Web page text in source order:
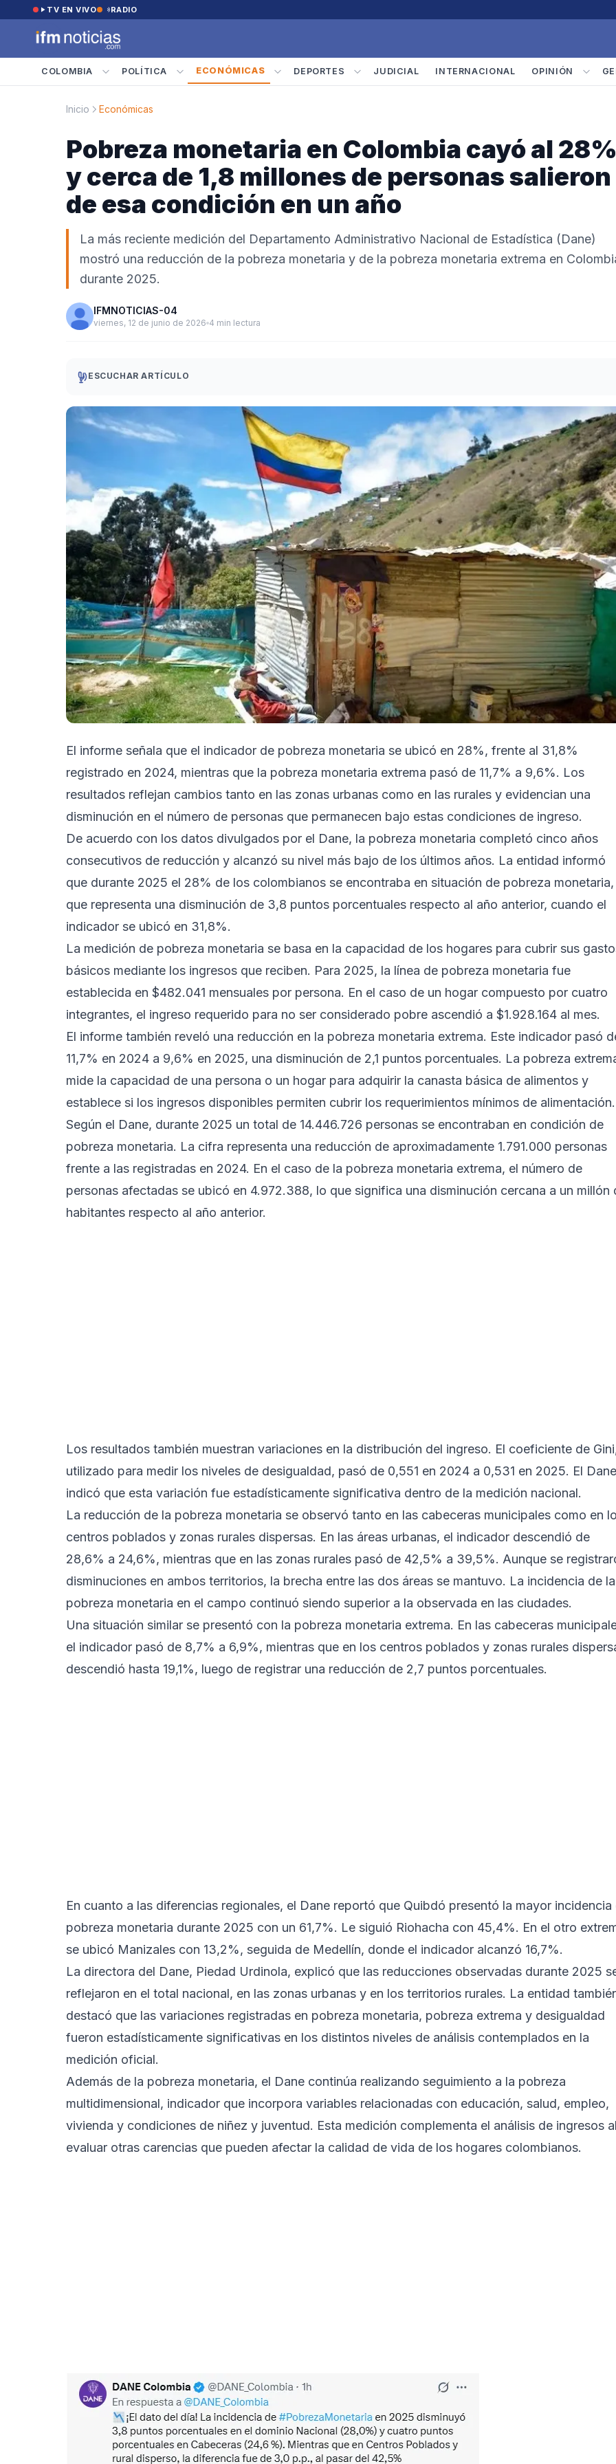
Saltar al contenido
TV EN VIVO RADIO
COLOMBIA POLÍTICA ECONÓMICAS DEPORTES JUDICIAL INTERNACIONAL OPINIÓN
Inicio Económicas
Pobreza monetaria en Colombia cayó al 28%
y cerca de 1,8 millones de personas salieron
de esa condición en un año
La más reciente medición del Departamento Administrativo Nacional de Estadística (Dane)
mostró una reducción de la pobreza monetaria y de la pobreza monetaria extrema en
durante 2025.
IFMNOTICIAS-04
viernes, 12 de junio de 2026 4 min lectura
ESCUCHAR ARTÍCULO
El informe señala que el indicador de pobreza monetaria se ubicó en 28%, frente al 31,8%
registrado en 2024, mientras que la pobreza monetaria extrema pasó de 11,7% a 9,6%. Los
resultados reflejan cambios tanto en las zonas urbanas como en las rurales y evidencian una
disminución en el número de personas que permanecen bajo estas condiciones de ingreso.
De acuerdo con los datos divulgados por el Dane, la pobreza monetaria completó cinco años
consecutivos de reducción y alcanzó su nivel más bajo de los últimos años. La entidad informó
que durante 2025 el 28% de los colombianos se encontraba en situación de pobreza monetaria,
que representa una disminución de 3,8 puntos porcentuales respecto al año anterior, cuando el
indicador se ubicó en 31,8%.
La medición de pobreza monetaria se basa en la capacidad de los hogares para cubrir sus
básicos mediante los ingresos que reciben. Para 2025, la línea de pobreza monetaria fue
establecida en $482.041 mensuales por persona. En el caso de un hogar compuesto por cuatro
integrantes, el ingreso requerido para no ser considerado pobre ascendió a $1.928.164 al mes.
El informe también reveló una reducción en la pobreza monetaria extrema. Este indicador pasó
11,7% en 2024 a 9,6% en 2025, una disminución de 2,1 puntos porcentuales. La pobreza
mide la capacidad de una persona o un hogar para adquirir la canasta básica de alimentos y
establece si los ingresos disponibles permiten cubrir los requerimientos mínimos de alimentación.
Según el Dane, durante 2025 un total de 14.446.726 personas se encontraban en condición de
pobreza monetaria. La cifra representa una reducción de aproximadamente 1.791.000 personas
frente a las registradas en 2024. En el caso de la pobreza monetaria extrema, el número de
personas afectadas se ubicó en 4.972.388, lo que significa una disminución cercana a un millón
habitantes respecto al año anterior.
Los resultados también muestran variaciones en la distribución del ingreso. El coeficiente de
utilizado para medir los niveles de desigualdad, pasó de 0,551 en 2024 a 0,531 en 2025. El Dane
indicó que esta variación fue estadísticamente significativa dentro de la medición nacional.
La reducción de la pobreza monetaria se observó tanto en las cabeceras municipales como en
centros poblados y zonas rurales dispersas. En las áreas urbanas, el indicador descendió de
28,6% a 24,6%, mientras que en las zonas rurales pasó de 42,5% a 39,5%. Aunque se
disminuciones en ambos territorios, la brecha entre las dos áreas se mantuvo. La incidencia de la
pobreza monetaria en el campo continuó siendo superior a la observada en las ciudades.
Una situación similar se presentó con la pobreza monetaria extrema. En las cabeceras
el indicador pasó de 8,7% a 6,9%, mientras que en los centros poblados y zonas rurales
descendió hasta 19,1%, luego de registrar una reducción de 2,7 puntos porcentuales.
En cuanto a las diferencias regionales, el Dane reportó que Quibdó presentó la mayor incidencia
pobreza monetaria durante 2025 con un 61,7%. Le siguió Riohacha con 45,4%. En el otro
se ubicó Manizales con 13,2%, seguida de Medellín, donde el indicador alcanzó 16,7%.
La directora del Dane, Piedad Urdinola, explicó que las reducciones observadas durante 2025
reflejaron en el total nacional, en las zonas urbanas y en los territorios rurales. La entidad
destacó que las variaciones registradas en pobreza monetaria, pobreza extrema y desigualdad
fueron estadísticamente significativas en los distintos niveles de análisis contemplados en la
medición oficial.
Además de la pobreza monetaria, el Dane continúa realizando seguimiento a la pobreza
multidimensional, indicador que incorpora variables relacionadas con educación, salud, empleo,
vivienda y condiciones de niñez y juventud. Esta medición complementa el análisis de ingresos al
evaluar otras carencias que pueden afectar la calidad de vida de los hogares colombianos.